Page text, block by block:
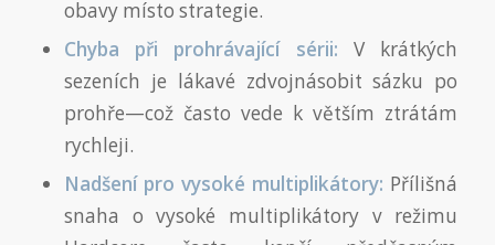
obavy místo strategie.
Chyba při prohrávající sérii: V krátkých
sezeních je lákavé zdvojnásobit sázku po
prohře—což často vede k větším ztrátám
rychleji.
Nadšení pro vysoké multiplikátory: Přílišná
snaha o vysoké multiplikátory v režimu